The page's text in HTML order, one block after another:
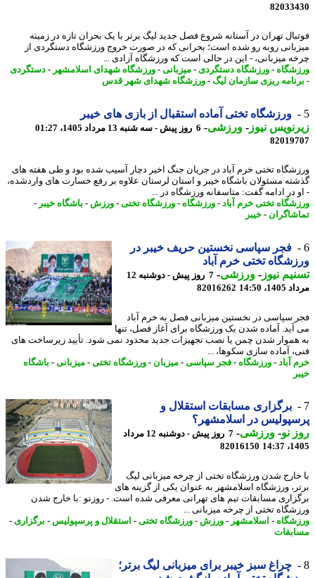
تهران در آستانه شروع فصل جدید لیگ برتر با یک بحران تازه در زمینه
روبه رو شده است؛ بحرانی که در صورت خروج ورزشگاه دستگردی از
میزبانی، - این در حالی است که ورزشگاه آزادی ...
-ورزشگاه دستگردی-میزبانی -ورزشگاه شهدای اسلامشهر-دستگردی
ریزی سازمان لیگ -ورزشگاه شهدای شهر قدس
ورزشگاه تختی آماده استقبال از بازی های خیبر
نیوز-ورزشی-6 روز پیش - سه شنبه 13 مرداد 1405، 01:27
تختی خرم آباد در جریان جنگ اخیر دچار آسیب شده بود و طی هفته های
مسئولان باشگاه خیبر و استان لرستان علاوه بر رفع خسارت های واردشده،
در ادامه گفت: متاسفانه ورزشگاه در ...
تختی خرم آباد- ورزشگاه-ورزشگاه تختی-ورزش -باشگاه خیبر -
- خیبر
فجر سپاسی نخستین حریف خیبر در
تختی خرم آباد
نیوز-ورزشی-
7 روز پیش - دوشنبه 12
14:50
82016262
سپاسی در نخستین میزبانی فصل به خرم آباد
آماده شدن یک ورزشگاه برای آغاز فصل، تنها
شدن چمن یا نصب تجهیزات جدید محدود نمی شود. تأیید زیرساخت های
آماده سازی سکوها، ...
آباد- ورزشگاه-فجر سپاسی-میزبان-ورزشگاه تختی-میزبانی -باشگاه
برگزاری مسابقات استقلال و
در اسلامشهر؟
نو- ورزشی-
7 روز پیش - دوشنبه 12 مرداد
82016150
شدن ورزشگاه تختی از چرخه میزبانی لیگ
ورزشگاه اسلامشهر به عنوان یکی از گزینه های
مسابقات تیم های تهرانی معرفی شده است. - روزنو :با خارج شدن
تختی از چرخه میزبانی ...
-اسلامشهر-ورزش -ورزشگاه تختی-استقلال و پرسپولیس-برگزاری
چراغ سبز خیبر برای میزبانی لیگ برتر؛